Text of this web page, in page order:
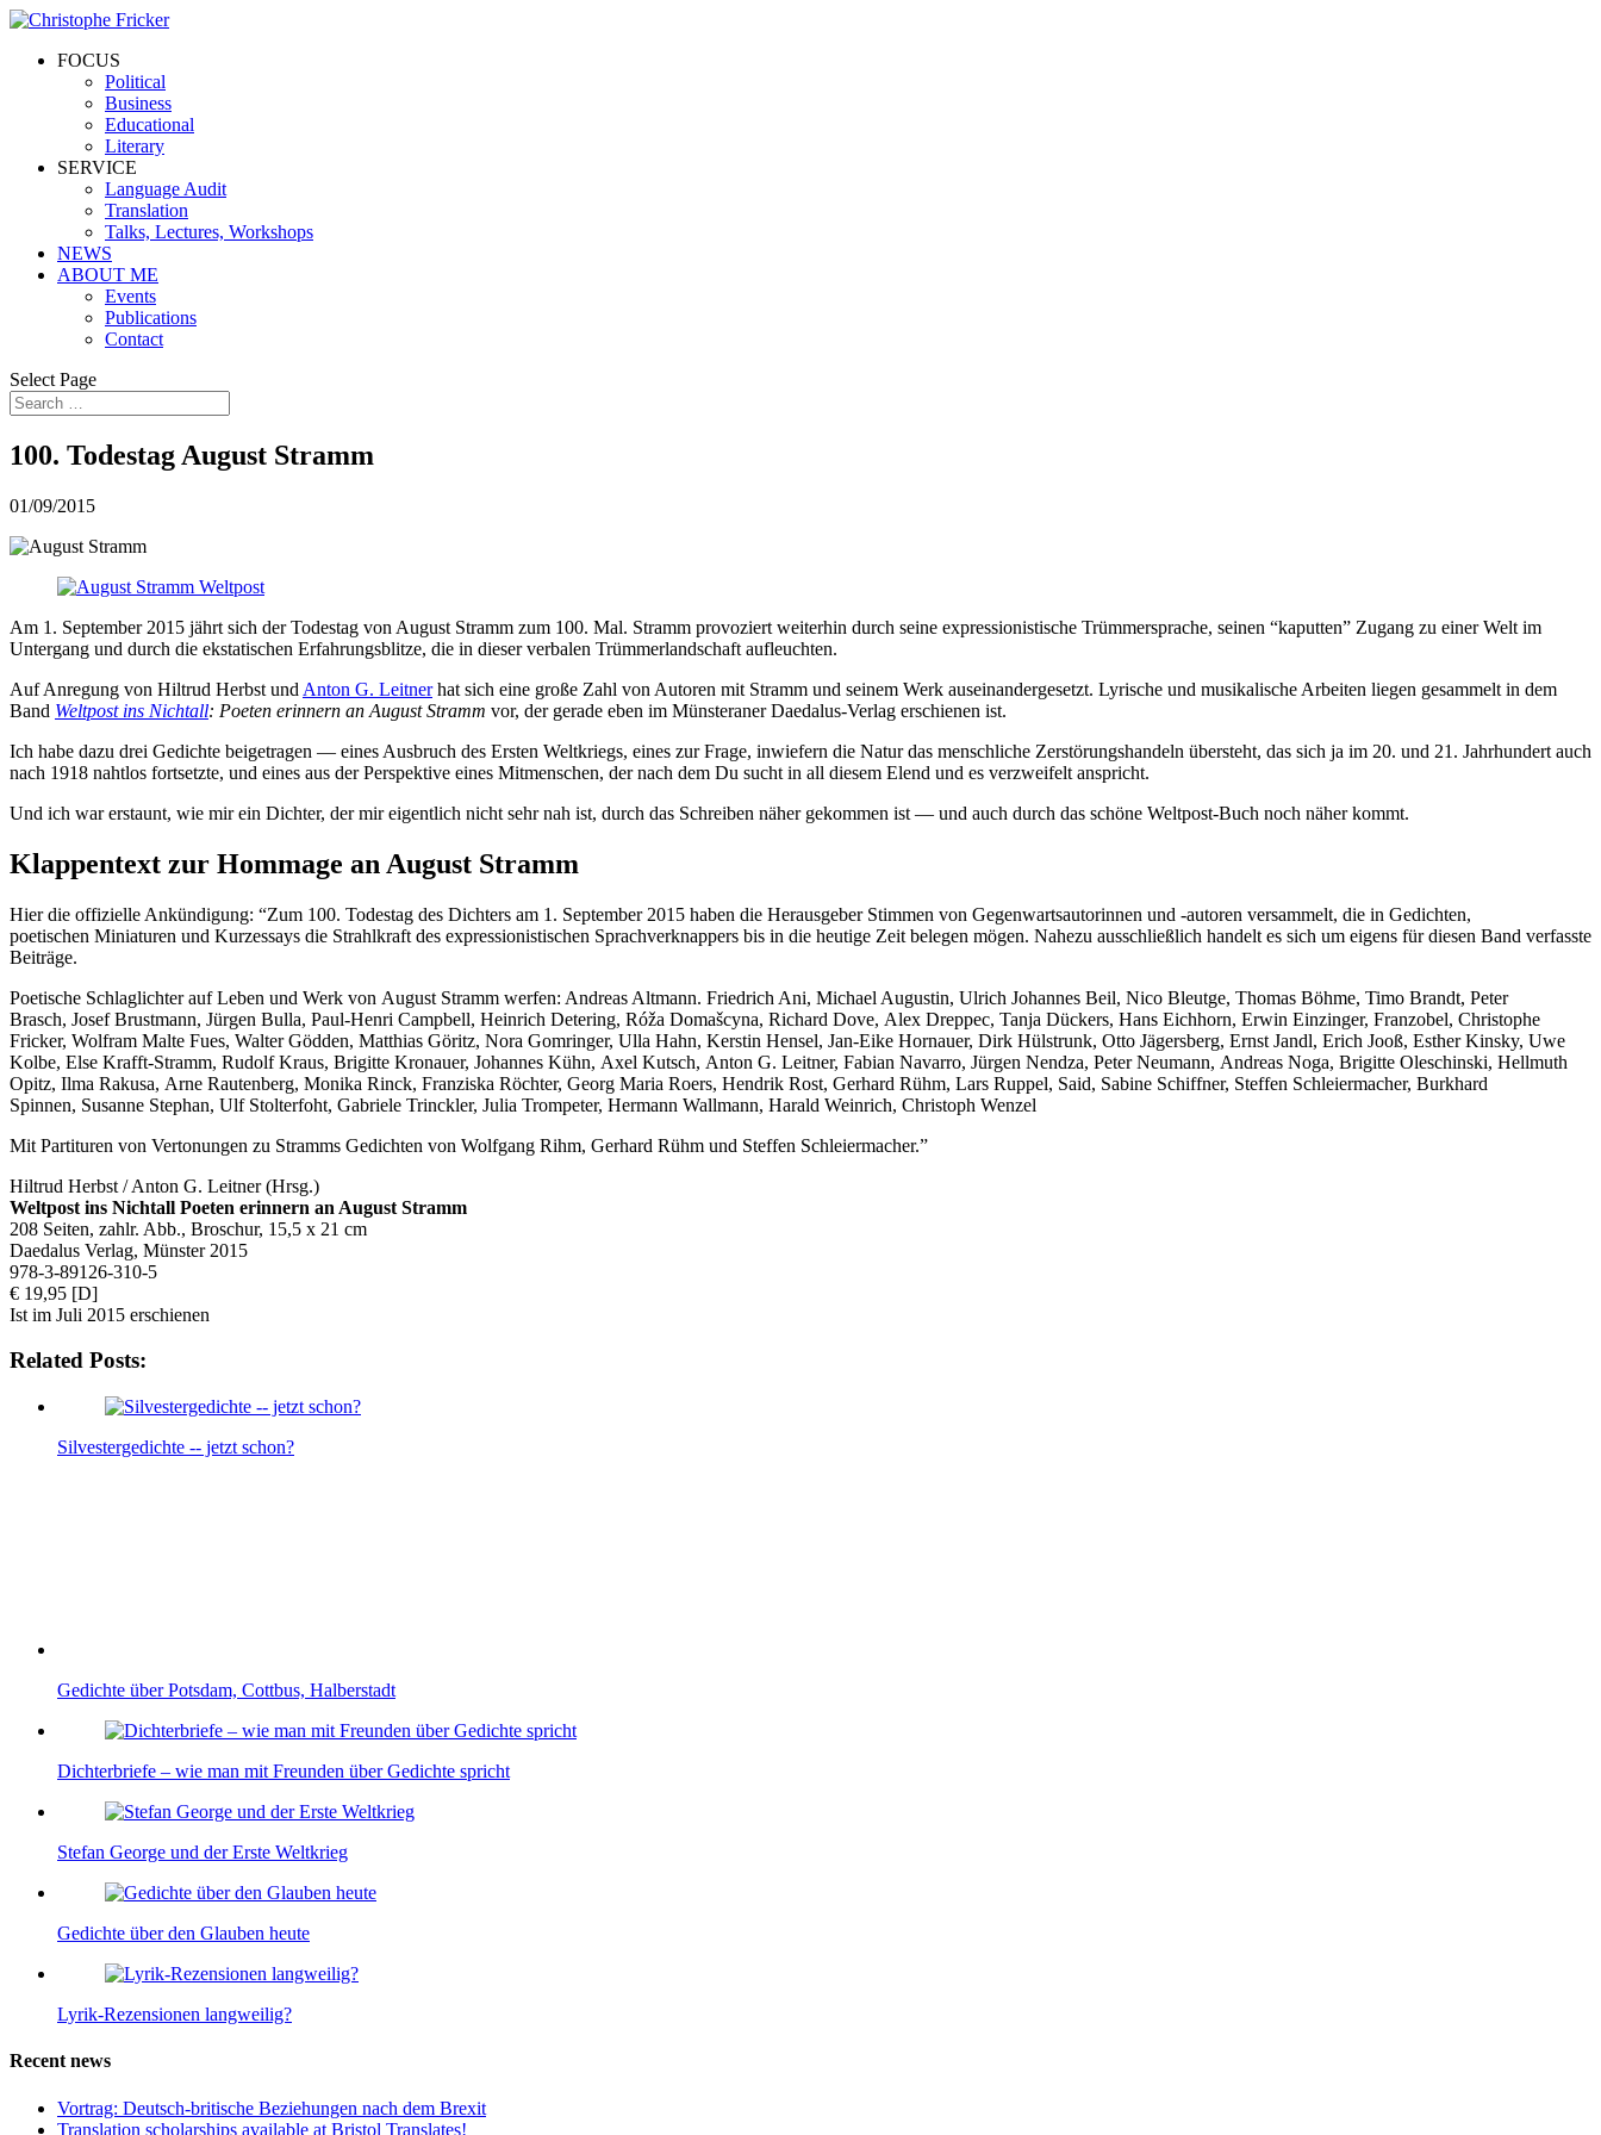
FOCUS
Political
Business
Educational
Literary
SERVICE
Language Audit
Translation
Talks, Lectures, Workshops
NEWS
ABOUT ME
Events
Publications
Contact
Select Page
100. Todestag August Stramm
01/09/2015
Am 1. September 2015 jährt sich der Todestag von August Stramm zum 100. Mal. Stramm provoziert weiterhin durch seine expressionistische Trümmersprache, seinen “kaputten” Zugang zu einer Welt im
Untergang und durch die ekstatischen Erfahrungsblitze, die in dieser verbalen Trümmerlandschaft aufleuchten.
Auf Anregung von Hiltrud Herbst und Anton G. Leitnerhat sich eine große Zahl von Autoren mit Stramm und seinem Werk auseinandergesetzt. Lyrische und musikalische Arbeiten liegen gesammelt in dem
Band Weltpost ins Nichtall: Poeten erinnern an August Stramm vor, der gerade eben im Münsteraner Daedalus-Verlag erschienen ist.
Ich habe dazu drei Gedichte beigetragen — eines Ausbruch des Ersten Weltkriegs, eines zur Frage, inwiefern die Natur das menschliche Zerstörungshandeln übersteht, das sich ja im 20. und 21. Jahrhundert auch
nach 1918 nahtlos fortsetzte, und eines aus der Perspektive eines Mitmenschen, der nach dem Du sucht in all diesem Elend und es verzweifelt anspricht.
Und ich war erstaunt, wie mir ein Dichter, der mir eigentlich nicht sehr nah ist, durch das Schreiben näher gekommen ist — und auch durch das schöne Weltpost-Buch noch näher kommt.
Klappentext zur Hommage an August Stramm
Hier die offizielle Ankündigung: “Zum 100. Todestag des Dichters am 1. September 2015 haben die Herausgeber Stimmen von Gegenwartsautorinnen und -autoren versammelt, die in Gedichten,
poetischen Miniaturen und Kurzessays die Strahlkraft des expressionistischen Sprachverknappers bis in die heutige Zeit belegen mögen. Nahezu ausschließlich handelt es sich um eigens für diesen Band verfasste
Beiträge.
Poetische Schlaglichter auf Leben und Werk von August Stramm werfen: Andreas Altmann. Friedrich Ani, Michael Augustin, Ulrich Johannes Beil, Nico Bleutge, Thomas Böhme, Timo Brandt, Peter
Brasch, Josef Brustmann, Jürgen Bulla, Paul-Henri Campbell, Heinrich Detering, Róža Domašcyna, Richard Dove, Alex Dreppec, Tanja Dückers, Hans Eichhorn, Erwin Einzinger, Franzobel, Christophe
Fricker, Wolfram Malte Fues, Walter Gödden, Matthias Göritz, Nora Gomringer, Ulla Hahn, Kerstin Hensel, Jan-Eike Hornauer, Dirk Hülstrunk, Otto Jägersberg, Ernst Jandl, Erich Jooß, Esther Kinsky, Uwe
Kolbe, Else Krafft-Stramm, Rudolf Kraus, Brigitte Kronauer, Johannes Kühn, Axel Kutsch, Anton G. Leitner, Fabian Navarro, Jürgen Nendza, Peter Neumann, Andreas Noga, Brigitte Oleschinski, Hellmuth
Opitz, Ilma Rakusa, Arne Rautenberg, Monika Rinck, Franziska Röchter, Georg Maria Roers, Hendrik Rost, Gerhard Rühm, Lars Ruppel, Said, Sabine Schiffner, Steffen Schleiermacher, Burkhard
Spinnen, Susanne Stephan, Ulf Stolterfoht, Gabriele Trinckler, Julia Trompeter, Hermann Wallmann, Harald Weinrich, Christoph Wenzel
Mit Partituren von Vertonungen zu Stramms Gedichten von Wolfgang Rihm, Gerhard Rühm und Steffen Schleiermacher.”
Hiltrud Herbst / Anton G. Leitner (Hrsg.)
Weltpost ins Nichtall Poeten erinnern an August Stramm
208 Seiten, zahlr. Abb., Broschur, 15,5 x 21 cm
Daedalus Verlag, Münster 2015
978-3-89126-310-5
€ 19,95 [D]
Ist im Juli 2015 erschienen
Related Posts:
Silvestergedichte -- jetzt schon?
Gedichte über Potsdam, Cottbus, Halberstadt
Dichterbriefe – wie man mit Freunden über Gedichte spricht
Stefan George und der Erste Weltkrieg
Gedichte über den Glauben heute
Lyrik-Rezensionen langweilig?
Recent news
Vortrag: Deutsch-britische Beziehungen nach dem Brexit
Translation scholarships available at Bristol Translates!